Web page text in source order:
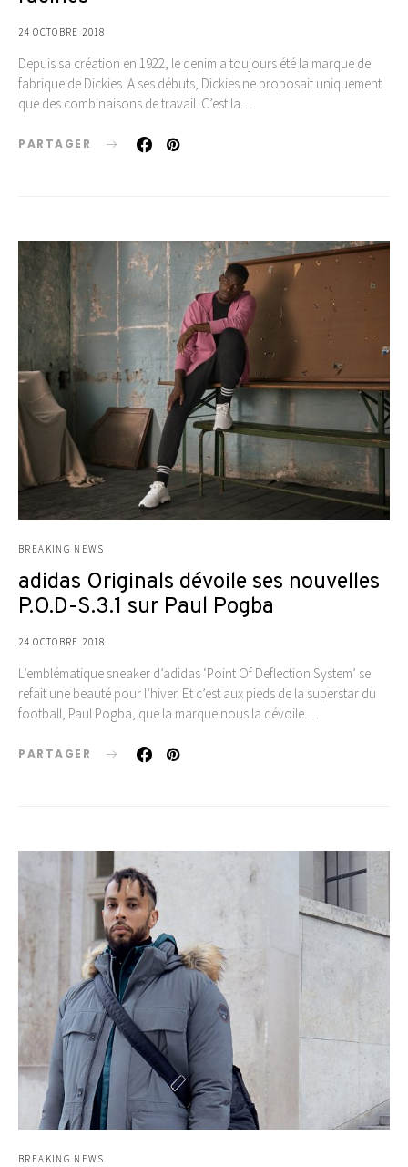
24 OCTOBRE 2018
Depuis sa création en 1922, le denim a toujours été la marque de
fabrique de Dickies. A ses débuts, Dickies ne proposait uniquement
que des combinaisons de travail. C’est la…
PARTAGER
BREAKING NEWS
adidas Originals dévoile ses nouvelles
P.O.D-S.3.1 sur Paul Pogba
24 OCTOBRE 2018
L’emblématique sneaker d’adidas ‘Point Of Deflection System’ se
refait une beauté pour l’hiver. Et c’est aux pieds de la superstar du
football, Paul Pogba, que la marque nous la dévoile.…
PARTAGER
BREAKING NEWS